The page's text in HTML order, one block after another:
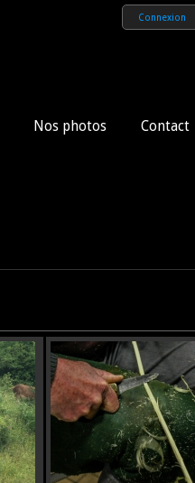
Connexion
Nos photos Contact